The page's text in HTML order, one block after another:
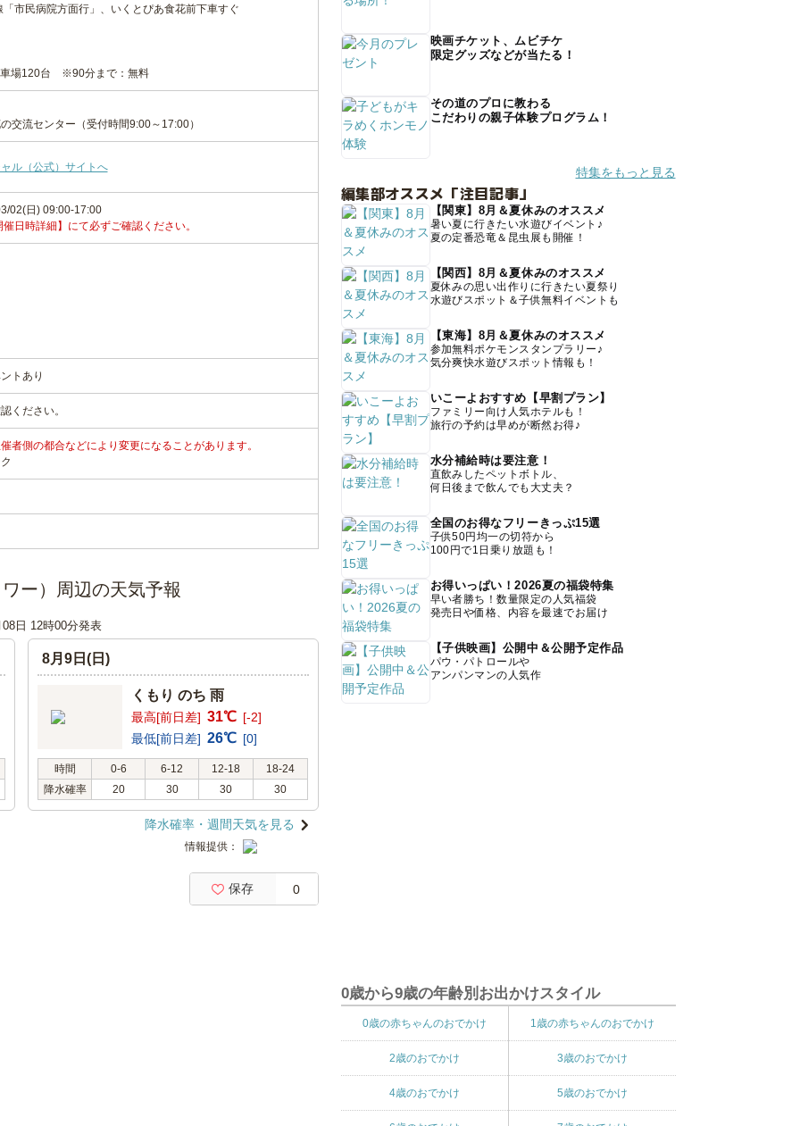
市民病院方面行」、いくとぴあ食花前下車すぐ
車場120台 ※90分まで：無料
交流センター（受付時間9:00～17:00）
ル（公式）サイトへ
02(日) 09:00-17:00
日時詳細】にて必ずご確認ください。
トあり
ください。
者側の都合などにより変更になることがあります。
ー）周辺の天気予報
日 12時00分発表
8月9日(日)
くもり のち 雨
最高[前日差] 31℃ [-2]
最低[前日差] 26℃ [0]
時間 0-6 6-12 12-18
18-24
降水確率
20 30 30 30
降水確率・週間天気を見る
情報提供：
保存 0
映画チケット、ムビチケ
限定グッズなどが当たる！
その道のプロに教わる
こだわりの親子体験プログラム！
特集をもっと見る
編集部オススメ「注目記事」
【関東】8月＆夏休みのオススメ
暑い夏に行きたい水遊びイベント♪
夏の定番恐竜＆昆虫展も開催！
【関西】8月＆夏休みのオススメ
夏休みの思い出作りに行きたい夏祭り
水遊びスポット＆子供無料イベントも
【東海】8月＆夏休みのオススメ
参加無料ポケモンスタンプラリー♪
気分爽快水遊びスポット情報も！
いこーよおすすめ【早割プラン】
ファミリー向け人気ホテルも！
旅行の予約は早めが断然お得♪
水分補給時は要注意！
直飲みしたペットボトル、
何日後まで飲んでも大丈夫？
全国のお得なフリーきっぷ15選
子供50円均一の切符から
100円で1日乗り放題も！
お得いっぱい！2026夏の福袋特集
早い者勝ち！数量限定の人気福袋
発売日や価格、内容を最速でお届け
【子供映画】公開中＆公開予定作品
パウ・パトロールや
アンパンマンの人気作
0歳から9歳の年齢別お出かけスタイル
0歳の赤ちゃんのおでかけ 1歳の赤ちゃんのおでかけ
2歳のおでかけ 3歳のおでかけ
4歳のおでかけ 5歳のおでかけ